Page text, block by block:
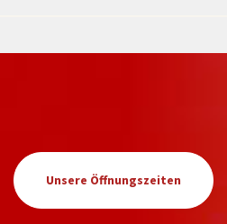
Unsere Öffnungszeiten